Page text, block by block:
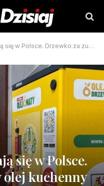
Drzewko za zużyty olej kuchenny
się w Polsce.
olej kuchenny